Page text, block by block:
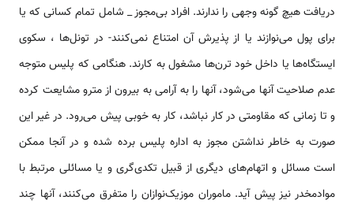
دريافت هيچ گونه وجهى را ندارند. افراد بى‌مجوز _ شامل تمام كسانى كه يا
براى پول مى‌نوازند يا از پذيرش آن امتناع نمى‌كنند- در تونل‌ها ، سكوى
ايستگاه‌ها يا داخل خود ترن‌ها مشغول به كارند. هنگامى كه پليس متوجه
عدم صلاحيت آنها مى‌شود، آنها را به آرامى به بيرون از مترو مشايعت كرده
و تا زمانى كه مقاومتى در كار نباشد، كار به خوبى پيش مى‌رود. در غير اين
صورت به خاطر نداشتن مجوز به اداره پليس برده شده و در آنجا ممكن
است مسائل و اتهام‌هاى ديگرى از قبيل تكدى‌گرى و يا مسائلى مرتبط با
موادمخدر نيز پيش آيد. ماموران موزيک‌نوازان را متفرق مى‌كنند، آنها چند